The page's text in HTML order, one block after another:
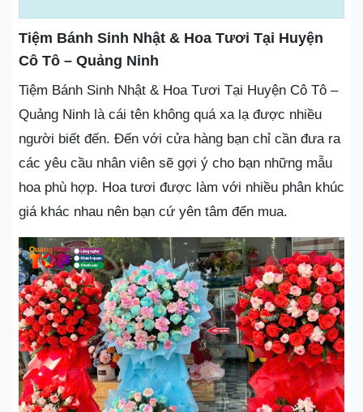
Tiệm Bánh Sinh Nhật & Hoa Tươi Tại Huyện
Cô Tô – Quảng Ninh
Tiệm Bánh Sinh Nhật & Hoa Tươi Tại Huyện Cô Tô –
Quảng Ninh là cái tên không quá xa lạ được nhiều
người biết đến. Đến với cửa hàng bạn chỉ cần đưa ra
các yêu cầu nhân viên sẽ gợi ý cho bạn những mẫu
hoa phù hợp. Hoa tươi được làm với nhiều phân khúc
giá khác nhau nên bạn cứ yên tâm đến mua.